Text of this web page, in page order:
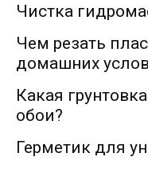
Чистка
Чем резать
домашних
Какая
обои?
Герметик для